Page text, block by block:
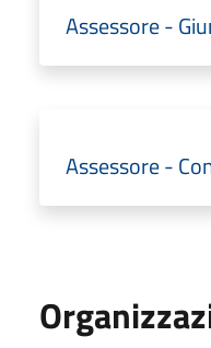
Assessore -
Assessore -